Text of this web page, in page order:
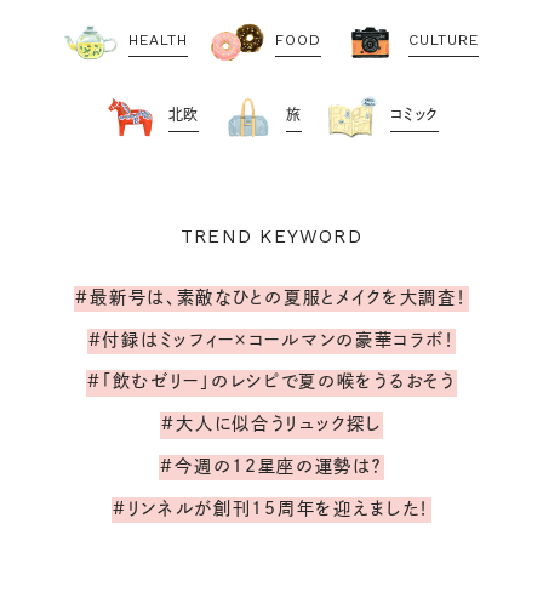
HEALTH FOOD CULTURE
北欧 旅 コミック
TREND KEYWORD
#最新号は、素敵なひとの夏服とメイクを大調査！
#付録はミッフィー×コールマンの豪華コラボ！
#「飲むゼリー」のレシピで夏の喉をうるおそう
#大人に似合うリュック探し
#今週の12星座の運勢は？
#リンネルが創刊15周年を迎えました！